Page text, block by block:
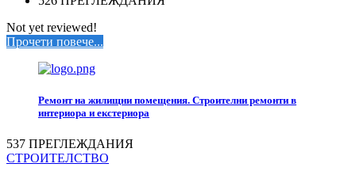
Not yet reviewed!
Прочети повече...
Ремонт на жилищни помещения. Строителни ремонти в
интериора и екстериора
537 ПРЕГЛЕЖДАНИЯ
СТРОИТЕЛСТВО